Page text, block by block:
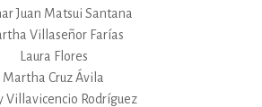
Juan Matsui Santana
Villaseñor Farías
Laura Flores
Martha Cruz Ávila
Villavicencio Rodríguez